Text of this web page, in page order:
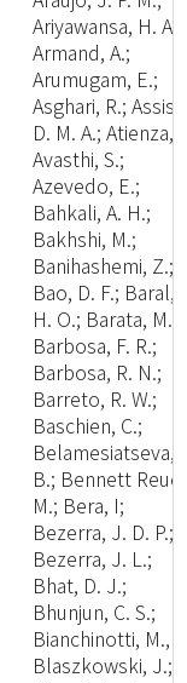
Ariyawansa, H. A.;
Armand, A.;
Arumugam, E.;
Asghari, R.; Assis,
D. M. A.; Atienza,
Avasthi, S.;
Azevedo, E.;
Bahkali, A. H.;
Bakhshi, M.;
Banihashemi, Z.;
Bao, D. F.; Baral,
H. O.; Barata, M.;
Barbosa, F. R.;
Barbosa, R. N.;
Barreto, R. W.;
Baschien, C.;
Belamesiatseva,
B.; Bennett
M.; Bera, I;
Bezerra, J. D. P.;
Bezerra, J. L.;
Bhat, D. J.;
Bhunjun, C. S.;
Bianchinotti, M.,
Blaszkowski, J.;